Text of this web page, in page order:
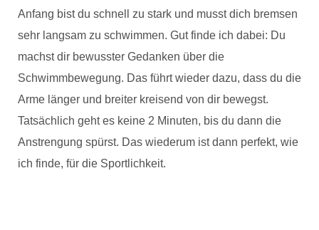
Anfang bist du schnell zu stark und musst dich bremsen
sehr langsam zu schwimmen. Gut finde ich dabei: Du
machst dir bewusster Gedanken über die
Schwimmbewegung. Das führt wieder dazu, dass du die
Arme länger und breiter kreisend von dir bewegst.
Tatsächlich geht es keine 2 Minuten, bis du dann die
Anstrengung spürst. Das wiederum ist dann perfekt, wie
ich finde, für die Sportlichkeit.